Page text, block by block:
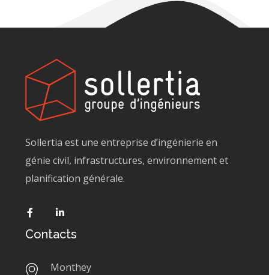
Sollertia est une entreprise d’ingénierie en
génie civil, infrastructures, environnement et
planification générale.
Contacts
Monthey